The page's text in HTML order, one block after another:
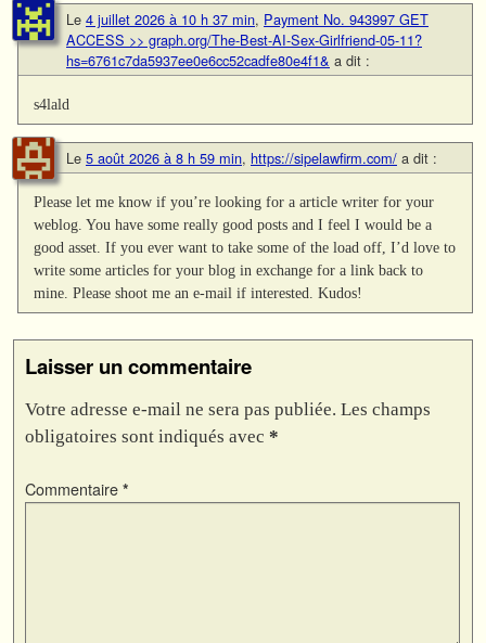
Le 4 juillet 2026 à 10 h 37 min, Payment No. 943997 GET
ACCESS >> graph.org/The-Best-AI-Sex-Girlfriend-05-11?
hs=6761c7da5937ee0e6cc52cadfe80e4f1& a dit :
s4lald
Le 5 août 2026 à 8 h 59 min, https://sipelawfirm.com/ a dit :
Please let me know if you’re looking for a article writer for your
weblog. You have some really good posts and I feel I would be a
good asset. If you ever want to take some of the load off, I’d love to
write some articles for your blog in exchange for a link back to
mine. Please shoot me an e-mail if interested. Kudos!
Laisser un commentaire
Votre adresse e-mail ne sera pas publiée. Les champs
obligatoires sont indiqués avec *
Commentaire *